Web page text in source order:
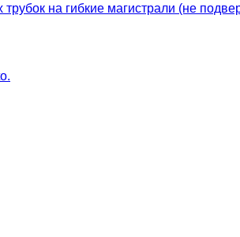
на гибкие магистрали (не